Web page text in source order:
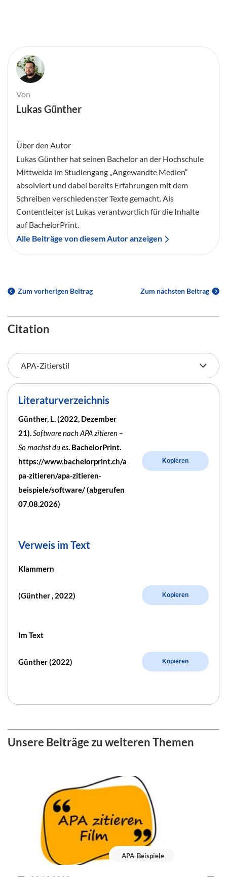
Von
Lukas Günther
Über den Autor
Lukas Günther hat seinen Bachelor an der Hochschule
Mittweida im Studiengang „Angewandte Medien“
absolviert und dabei bereits Erfahrungen mit dem
Schreiben verschiedenster Texte gemacht. Als
Contentleiter ist Lukas verantwortlich für die Inhalte
auf BachelorPrint.
Alle Beiträge von diesem Autor anzeigen
Zum vorherigen Beitrag Zum nächsten Beitrag
Citation
Literaturverzeichnis
Günther, L. (2022, Dezember
21).Software nach APA zitieren –
So machst du es. BachelorPrint.
https://www.bachelorprint.ch/a
pa-zitieren/apa-zitieren-
beispiele/software/ (abgerufen
07.08.2026)
Kopieren
Verweis im Text
Klammern
(Günther , 2022) Kopieren
Im Text
Günther (2022) Kopieren
Unsere Beiträge zu weiteren Themen
APA-Beispiele